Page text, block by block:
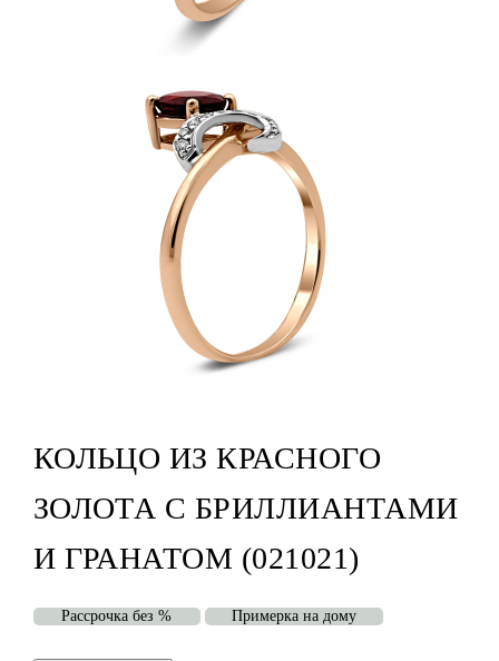
КОЛЬЦО ИЗ КРАСНОГО
ЗОЛОТА С БРИЛЛИАНТАМИ
И ГРАНАТОМ (021021)
Рассрочка без % Примерка на дому